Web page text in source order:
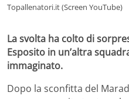
Topallenatori.it (Screen YouTube)
La svolta ha colto di
Esposito in un’altra
immaginato.
Dopo la sconfitta del